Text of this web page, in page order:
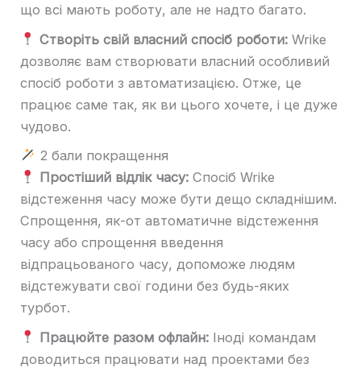
що всі мають роботу, але не надто багато.
Створіть свій власний спосіб роботи:Wrike
дозволяє вам створювати власний особливий
спосіб роботи з автоматизацією. Отже, це
працює саме так, як ви цього хочете, і це дуже
чудово.
2 бали покращення
Простіший відлік часу:Спосіб Wrike
відстеження часу може бути дещо складнішим.
Спрощення, як-от автоматичне відстеження
часу або спрощення введення
відпрацьованого часу, допоможе людям
відстежувати свої години без будь-яких
турбот.
Працюйте разом офлайн:Іноді командам
доводиться працювати над проектами без